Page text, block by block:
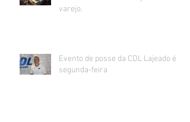
varejo.
Evento de posse da CDL Lajeado é
segunda-feira